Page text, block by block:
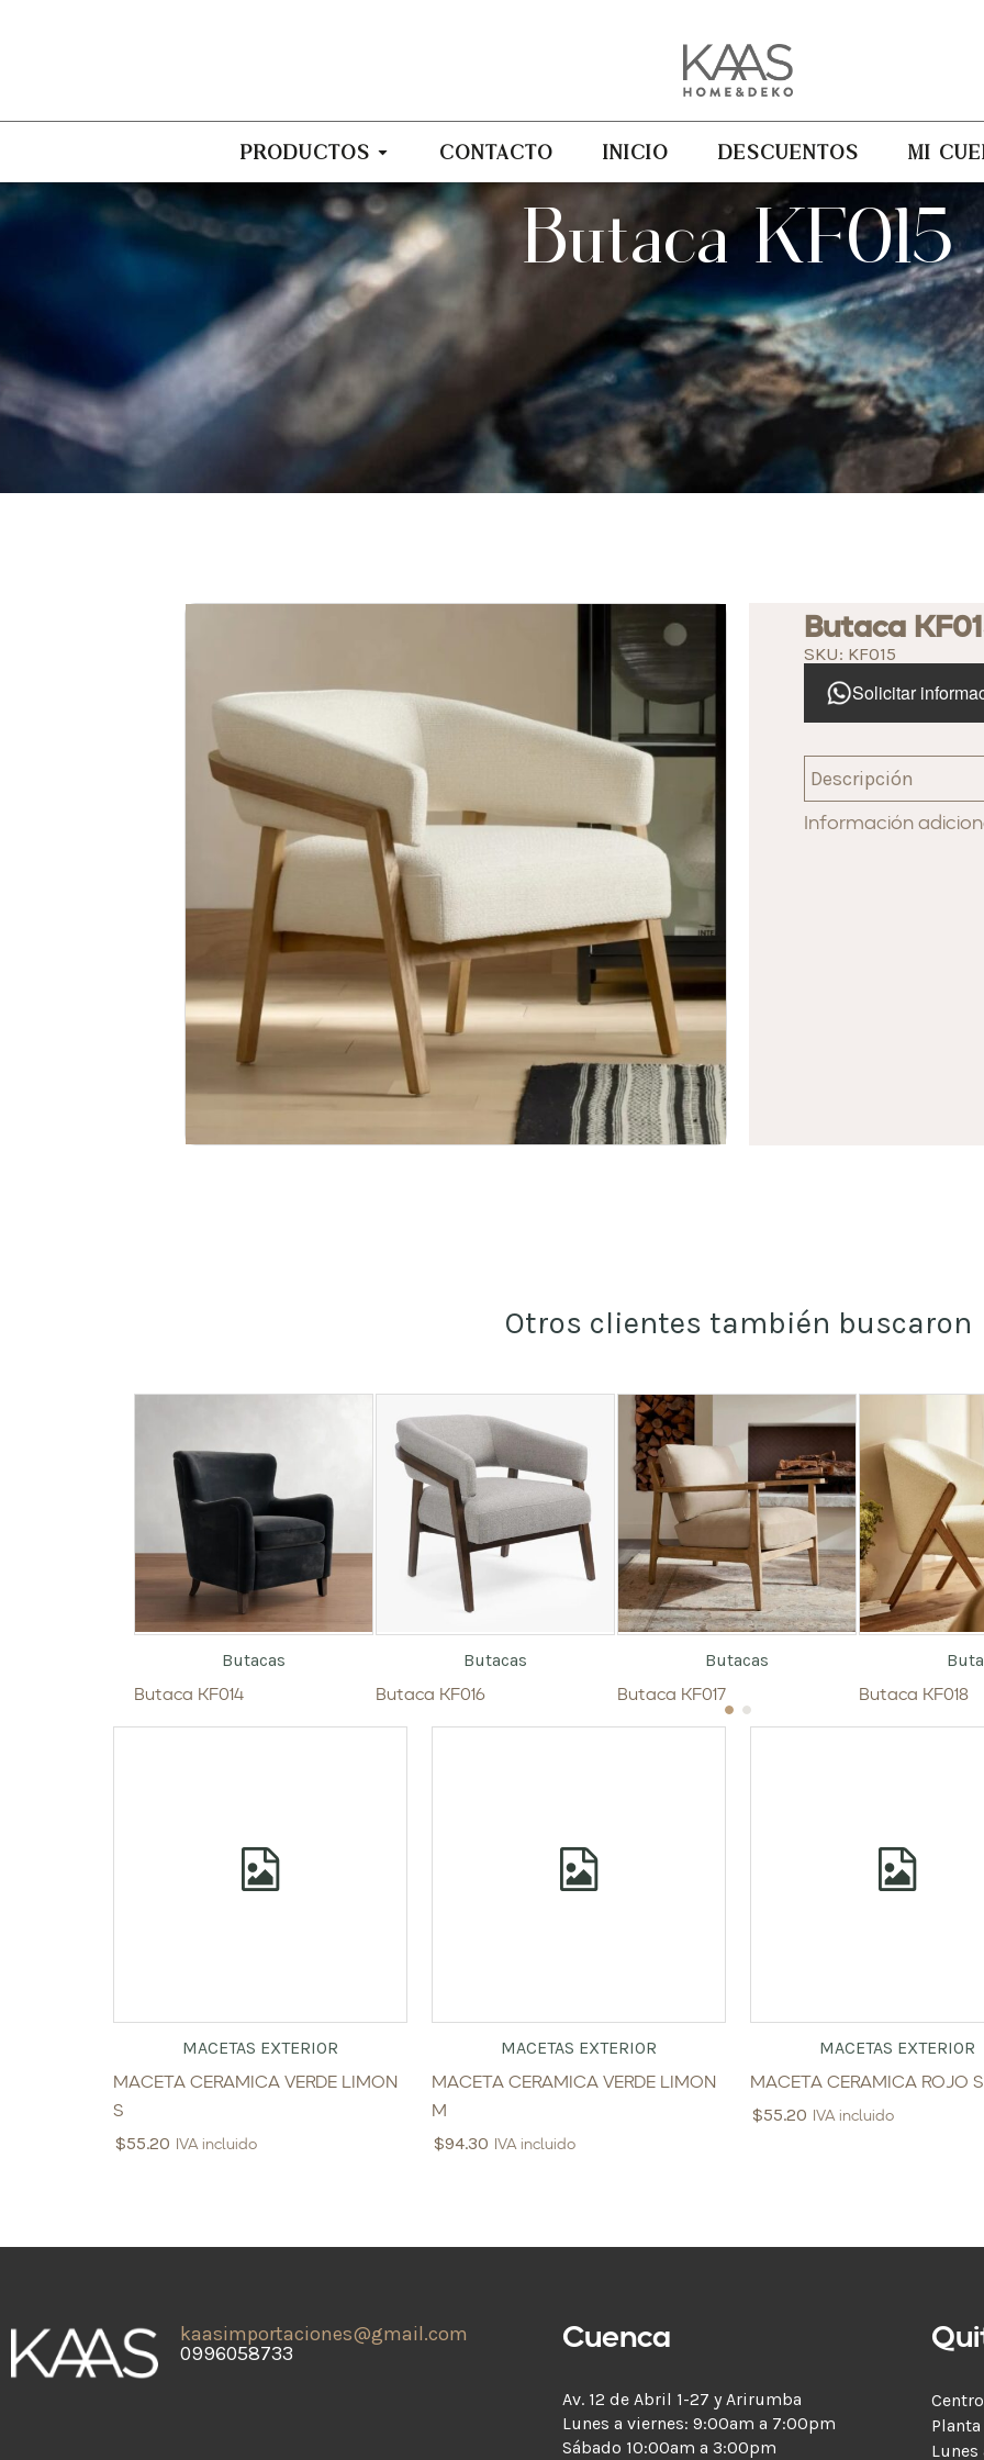
PRODUCTOS CONTACTO INICIO DESCUENTOS MI
Butaca KF015
Butaca
SKU: KF015
Solicitar
Descripción
Información
Otros clientes también buscaron
Butacas
Butaca KF014
Butacas
Butaca KF016
Butacas
Butaca KF017 Butaca KF018
MACETAS EXTERIOR
MACETA CERAMICA VERDE LIMON
S
$55.20 IVA incluido
MACETAS EXTERIOR
MACETA CERAMICA VERDE LIMON
M
$94.30 IVA incluido
MACETAS EXTERIOR
MACETA CERAMICA ROJO S
$55.20 IVA incluido
kaasimportaciones@gmail.com
0996058733
Cuenca
Av. 12 de Abril 1-27 y Arirumba
Lunes a viernes: 9:00am a 7:00pm
Sábado 10:00am a 3:00pm